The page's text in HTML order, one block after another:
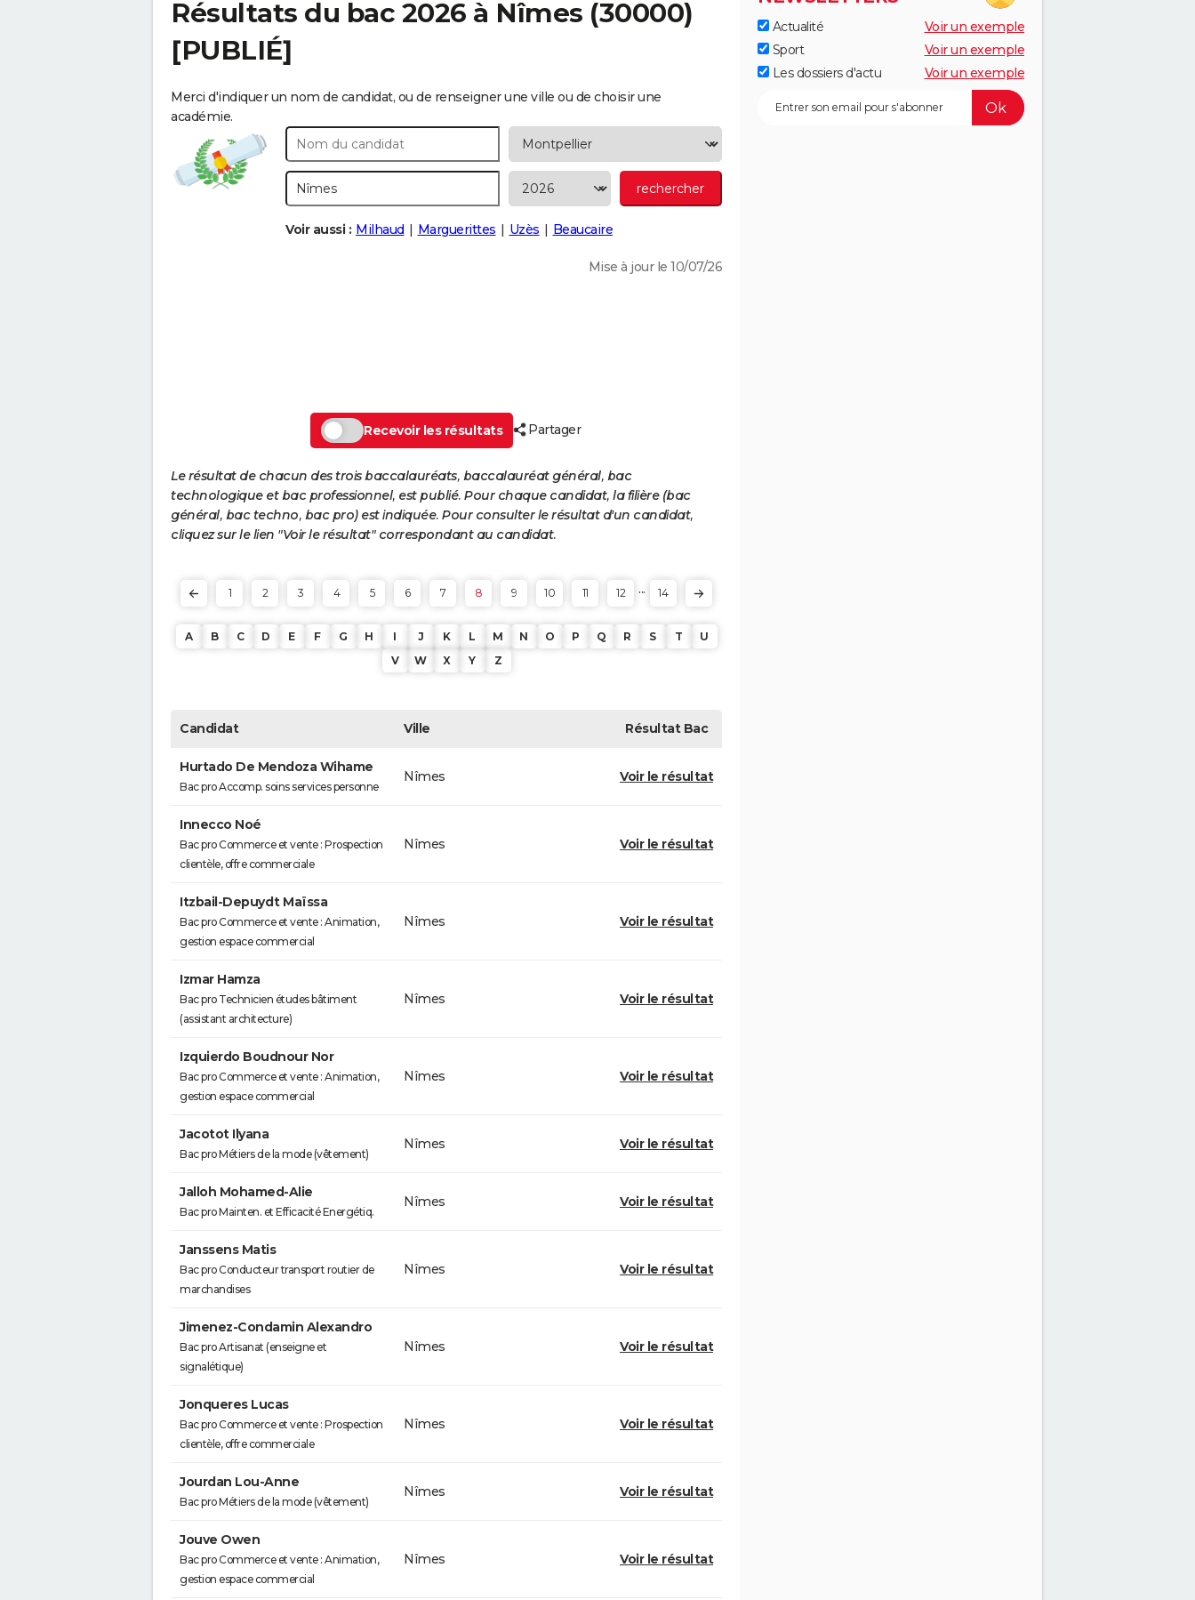
Résultats du bac 2026 à Nîmes (30000)
[PUBLIÉ]
Merci d'indiquer un nom de candidat, ou de renseigner une ville ou de choisir une
académie.
Voir aussi : Milhaud Marguerittes Uzès Beaucaire
Mise à jour le 10/07/26
Recevoir les résultats Partager
Le résultat de chacun des trois baccalauréats, baccalauréat général, bac
technologique et bac professionnel, est publié. Pour chaque candidat, la filière (bac
général, bac techno, bac pro) est indiquée. Pour consulter le résultat d'un candidat,
cliquez sur le lien "Voir le résultat" correspondant au candidat.
1 2 3 4 5 6 7 8 9 10 11 12 ... 14
A B C D E F G H I J K L M N O P Q R S T
U
V
W X Y Z
Candidat Ville RésultatBac
Hurtado De Mendoza Wihame
Bac pro Accomp. soins services personne
Nîmes Voir le résultat
Innecco Noé
Bac pro Commerce et vente : Prospection
clientèle, offre commerciale
Nîmes Voir le résultat
Itzbail-Depuydt Maïssa
Bac pro Commerce et vente : Animation,
gestion espace commercial
Nîmes Voir le résultat
Izmar Hamza
Bac pro Technicien études bâtiment
(assistant architecture)
Nîmes Voir le résultat
Izquierdo Boudnour Nor
Bac pro Commerce et vente : Animation,
gestion espace commercial
Nîmes Voir le résultat
Jacotot Ilyana
Bac pro Métiers de la mode (vêtement)
Nîmes Voir le résultat
Jalloh Mohamed-Alie
Bac pro Mainten. et Efficacité Energétiq.
Nîmes Voir le résultat
Janssens Matis
Bac pro Conducteur transport routier de
marchandises
Nîmes Voir le résultat
Jimenez-Condamin Alexandro
Bac pro Artisanat (enseigne et
signalétique)
Nîmes Voir le résultat
Jonqueres Lucas
Bac pro Commerce et vente : Prospection
clientèle, offre commerciale
Nîmes Voir le résultat
Jourdan Lou-Anne
Bac pro Métiers de la mode (vêtement)
Nîmes Voir le résultat
Jouve Owen
Bac pro Commerce et vente : Animation,
gestion espace commercial
Nîmes Voir le résultat
Actualité
Voir un exemple
Sport
Voir un exemple
Les dossiers d'actu
Voir un exemple